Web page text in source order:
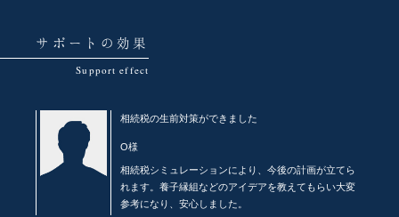
サポートの効果
相続税の生前対策ができました
O様
相続税シミュレーションにより、今後の計画が立てら
れます。養子縁組などのアイデアを教えてもらい大変
参考になり、安心しました。